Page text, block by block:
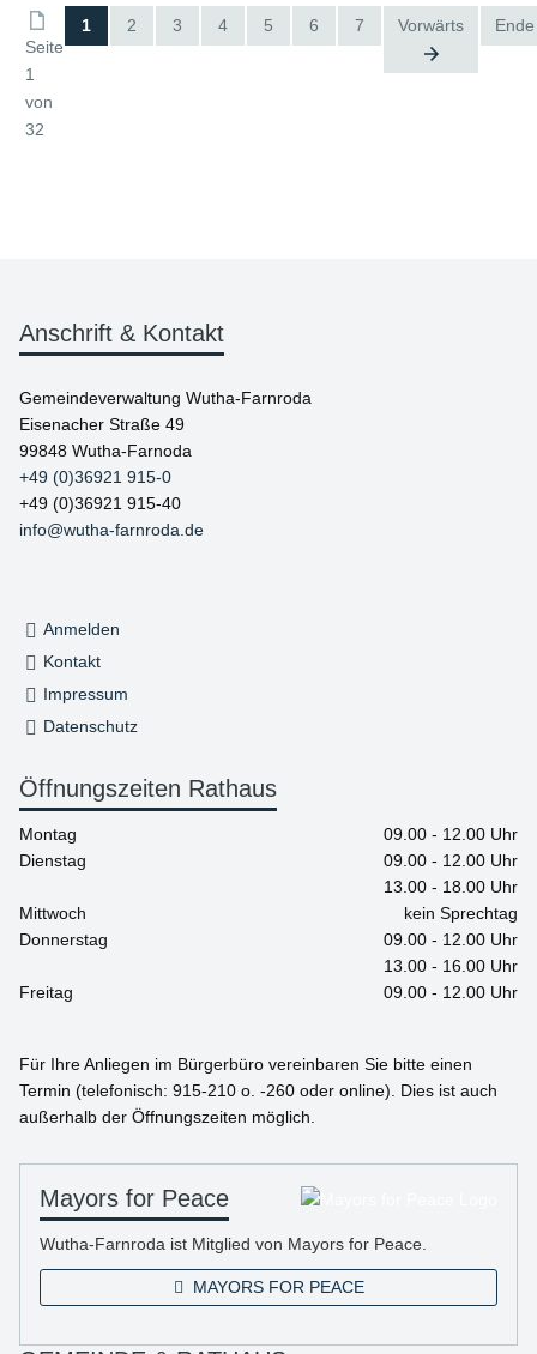
Seite
1
von
32
1 2 3 4 5 6 7 Vorwärts Ende
Anschrift & Kontakt
Gemeindeverwaltung Wutha-Farnroda
Eisenacher Straße 49
99848 Wutha-Farnoda
+49 (0)36921 915-0
+49 (0)36921 915-40
info@wutha-farnroda.de
Anmelden
Kontakt
Impressum
Datenschutz
Öffnungszeiten Rathaus
Montag
09.00 - 12.00 Uhr
Dienstag
09.00 - 12.00 Uhr
13.00 - 18.00 Uhr
Mittwoch
kein Sprechtag
Donnerstag
09.00 - 12.00 Uhr
13.00 - 16.00 Uhr
Freitag
09.00 - 12.00 Uhr
Für Ihre Anliegen im Bürgerbüro vereinbaren Sie bitte einen
Termin (telefonisch: 915-210 o. -260 oder online). Dies ist auch
außerhalb der Öffnungszeiten möglich.
Mayors for Peace
Wutha-Farnroda ist Mitglied von Mayors for Peace.
MAYORS FOR PEACE